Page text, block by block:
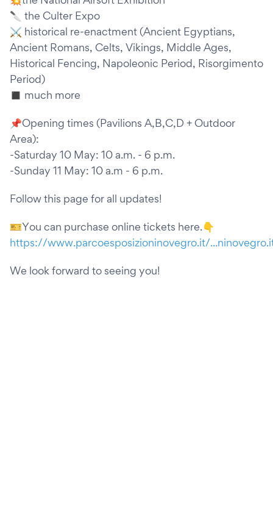
🔪 the Culter Expo
⚔ historical re-enactment (Ancient Egyptians,
Ancient Romans, Celts, Vikings, Middle Ages,
Historical Fencing, Napoleonic Period, Risorgimento
Period)
◼ much more
📌Opening times (Pavilions A,B,C,D + Outdoor
Area):
-Saturday 10 May: 10 a.m. - 6 p.m.
-Sunday 11 May: 10 a.m - 6 p.m.
Follow this page for all updates!
🎫You can purchase online tickets here.👇
https://www.parcoesposizioninovegro.it/
We look forward to seeing you!